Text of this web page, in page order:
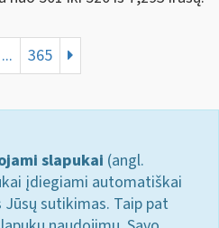
... 365
slapukai (angl.
įdiegiami automatiškai
sutikimas. Taip pat